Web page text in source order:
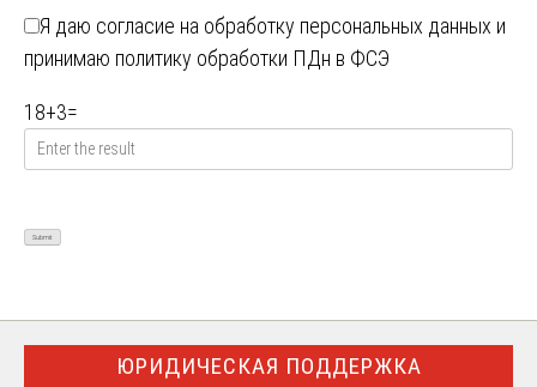
Я даю согласие на обработку персональных данных и
принимаю политику обработки ПДн в ФСЭ
18+3=
ЮРИДИЧЕСКАЯ ПОДДЕРЖКА